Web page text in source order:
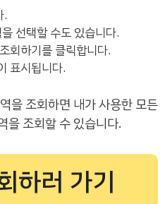
.
선택할 수도 있습니다.
회하기를 클릭합니다.
표시됩니다.
을 조회하면 내가 사용한 모든
을 조회할 수 있습니다.
하러 가기